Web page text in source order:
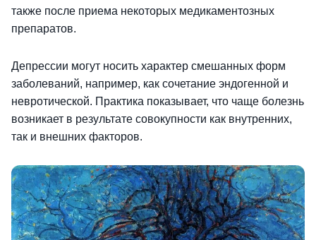
также после приема некоторых медикаментозных
препаратов.
Депрессии могут носить характер смешанных форм
заболеваний, например, как сочетание эндогенной и
невротической. Практика показывает, что чаще болезнь
возникает в результате совокупности как внутренних,
так и внешних факторов.